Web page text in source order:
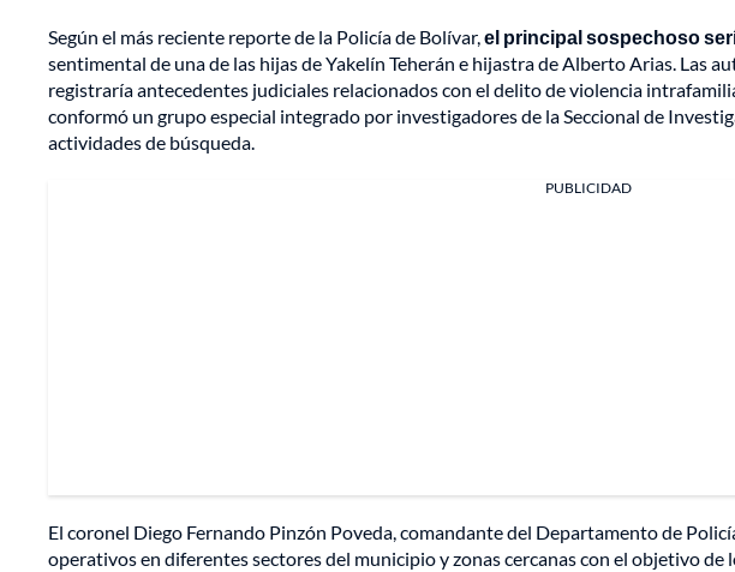
Según el más reciente reporte de la Policía de Bolívar,el principal sospechoso
sentimental de una de las hijas de Yakelín Teherán e hijastra de Alberto Arias. Las
registraría antecedentes judiciales relacionados con el delito de violencia
conformó un grupo especial integrado por investigadores de la Seccional de
actividades de búsqueda.
PUBLICIDAD
El coronel Diego Fernando Pinzón Poveda, comandante del Departamento de
operativos en diferentes sectores del municipio y zonas cercanas con el objetivo